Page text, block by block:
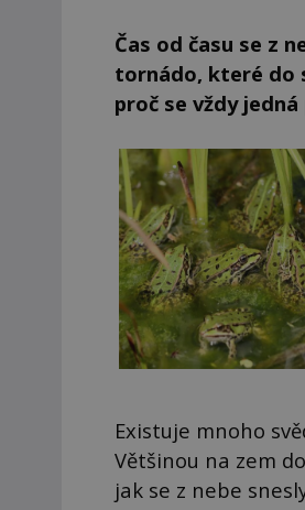
Čas od času se z
tornádo, které do
proč se vždy
Existuje mnoho
Většinou na zem
jak se z nebe